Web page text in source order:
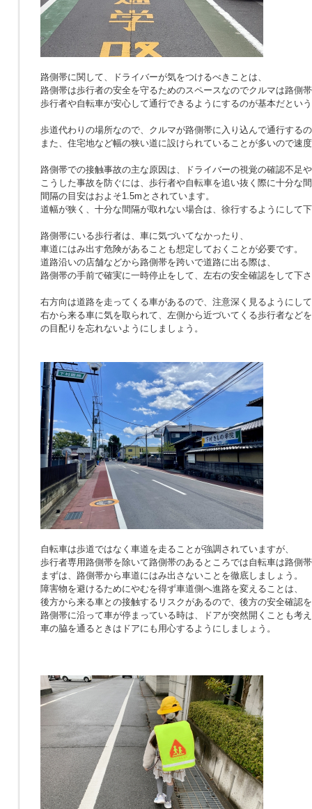
路側帯に関して、ドライバーが気をつけるべきことは、
路側帯は歩行者の安全を守るためのスペースなのでクルマは路側
歩行者や自転車が安心して通行できるようにするのが基本だとい
歩道代わりの場所なので、クルマが路側帯に入り込んで通行する
また、住宅地など幅の狭い道に設けられていることが多いので速
路側帯での接触事故の主な原因は、ドライバーの視覚の確認不足
こうした事故を防ぐには、歩行者や自転車を追い抜く際に十分な
間隔の目安はおよそ1.5mとされています。
道幅が狭く、十分な間隔が取れない場合は、徐行するようにして
路側帯にいる歩行者は、車に気づいてなかったり、
車道にはみ出す危険があることも想定しておくことが必要です。
道路沿いの店舗などから路側帯を跨いで道路に出る際は、
路側帯の手前で確実に一時停止をして、左右の安全確認をして下
右方向は道路を走ってくる車があるので、注意深く見るようにし
右から来る車に気を取られて、左側から近づいてくる歩行者など
の目配りを忘れないようにしましょう。
自転車は歩道ではなく車道を走ることが強調されていますが、
歩行者専用路側帯を除いて路側帯のあるところでは自転車は路側
まずは、路側帯から車道にはみ出さないことを徹底しましょう。
障害物を避けるためにやむを得ず車道側へ進路を変えることは、
後方から来る車との接触するリスクがあるので、後方の安全確認
路側帯に沿って車が停まっている時は、ドアが突然開くことも考
車の脇を通るときはドアにも用心するようにしましょう。